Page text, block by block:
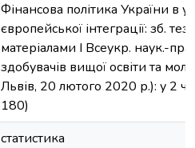
Фінансова політика України в
європейської інтеграції: зб.
матеріалами I Всеукр. наук.-
здобувачів вищої освіти та
Львів, 20 лютого 2020 р.): у 2
180)
статистика